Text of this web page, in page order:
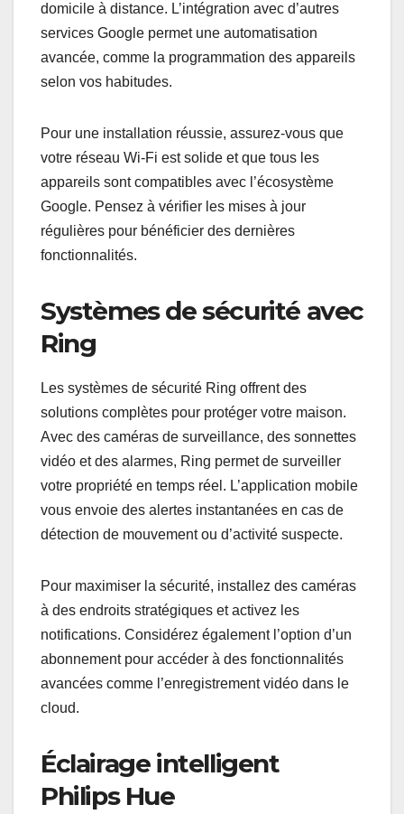
domicile à distance. L’intégration avec d’autres
services Google permet une automatisation
avancée, comme la programmation des appareils
selon vos habitudes.
Pour une installation réussie, assurez-vous que
votre réseau Wi-Fi est solide et que tous les
appareils sont compatibles avec l’écosystème
Google. Pensez à vérifier les mises à jour
régulières pour bénéficier des dernières
fonctionnalités.
Systèmes de sécurité avec
Ring
Les systèmes de sécurité Ring offrent des
solutions complètes pour protéger votre maison.
Avec des caméras de surveillance, des sonnettes
vidéo et des alarmes, Ring permet de surveiller
votre propriété en temps réel. L’application mobile
vous envoie des alertes instantanées en cas de
détection de mouvement ou d’activité suspecte.
Pour maximiser la sécurité, installez des caméras
à des endroits stratégiques et activez les
notifications. Considérez également l’option d’un
abonnement pour accéder à des fonctionnalités
avancées comme l’enregistrement vidéo dans le
cloud.
Éclairage intelligent
Philips Hue